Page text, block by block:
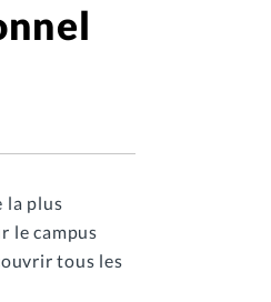
la plus
le campus
tous les